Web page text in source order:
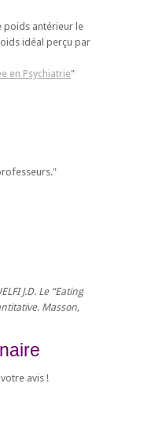
poids antérieur le
idéal perçu par
en Psychiatrie"
J.D. Le “Eating
Masson,
avis !